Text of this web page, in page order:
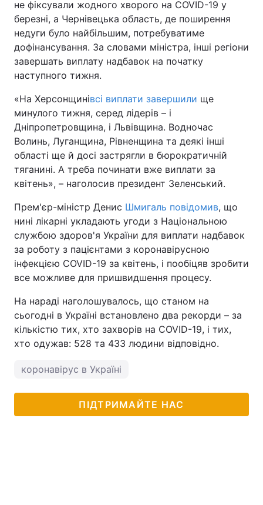
не фіксували жодного хворого на COVID-19 у
березні, а Чернівецька область, де поширення
недуги було найбільшим, потребуватиме
дофінансування. За словами міністра, інші регіони
завершать виплату надбавок на початку
наступного тижня.
«На Херсонщинівсі виплати завершили ще
минулого тижня, серед лідерів – і
Дніпропетровщина, і Львівщина. Водночас
Волинь, Луганщина, Рівненщина та деякі інші
області ще й досі застрягли в бюрократичній
тяганині. А треба починати вже виплати за
квітень», – наголосив президент Зеленський.
Прем'єр-міністр Денис Шмигаль повідомив, що
нині лікарні укладають угоди з Національною
службою здоров'я України для виплати надбавок
за роботу з пацієнтами з коронавірусною
інфекцією COVID-19 за квітень, і пообіцяв зробити
все можливе для пришвидшення процесу.
На нараді наголошувалось, що станом на
сьогодні в Україні встановлено два рекорди – за
кількістю тих, хто захворів на COVID-19, і тих,
хто одужав: 528 та 433 людини відповідно.
коронавірус в Україні
ПІДТРИМАЙТЕ НАС